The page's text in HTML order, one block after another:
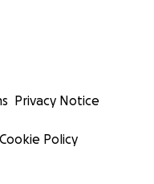
Privacy Notice
Cookie Policy